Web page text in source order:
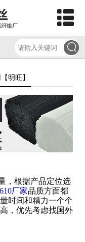
明旺】​
，根据产品定位选
厂家品质方面都
时间和精力一个个
，优先考虑找国外